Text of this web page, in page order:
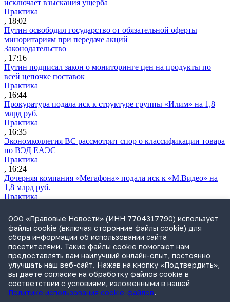
исключает взыскания ущерба
Практика
, 18:02
Путин освободил государство от обязательной оферты
миноритариям при передаче акций
Законодательство
, 17:16
Путин подписал закон о мониторинге цен на продукты по
всей цепочке поставок
Практика
, 16:44
Прокуратура подала иск к структуре группы «Илим» на 1,8
млрд руб.
Практика
, 16:35
Экономколлегия ВС рассмотрит спор о классификации товара
по ВЭД ЕАЭС
Практика
, 16:24
Дочерняя компания «Мегафона» подала иск к «М.Видео» на
1,8 млрд руб.
Практика
СИП проверит отмену патента на систему управления
устройствами после возражений «Яндекса»
Практика
, 15:17
Суды 10 стран рассматривают иски российской «дочки»
Google о возврате дивидендов
Международная практика
, 14:09
ООО «Правовые Новости» (ИНН 7704317790) использует
файлы cookie (включая сторонние файлы cookie) для
сбора информации об использовании сайта
посетителями. Такие файлы cookie помогают нам
предоставлять вам наилучший онлайн-опыт, постоянно
улучшать наш веб-сайт. Нажав на кнопку «Подтвердить»,
вы даете согласие на обработку файлов cookie в
соответствии с условиями, изложенными в нашей
Политике использования cookie-файлов.